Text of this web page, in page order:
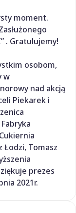
moment.
. Gratulujemy!
osobom,
w
nad akcją
Piekarek i
Łodzi, Tomasz
prezes
2021r.